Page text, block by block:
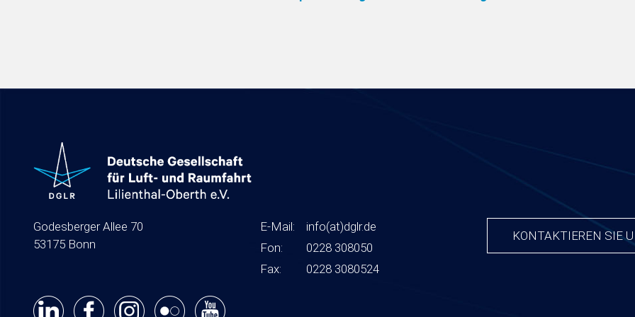
Godesberger Allee 70
53175 Bonn
E-Mail: info(at)dglr.de
Fon:
0228 308050
Fax:
0228 3080524
KONTAKTIEREN SIE